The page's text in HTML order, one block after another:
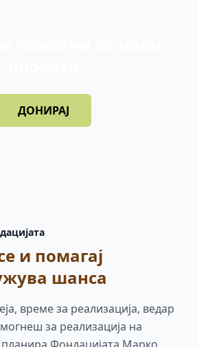
ДОНИРАЈ
и помагај
шанса
време за реализација, ведар
за реализација на